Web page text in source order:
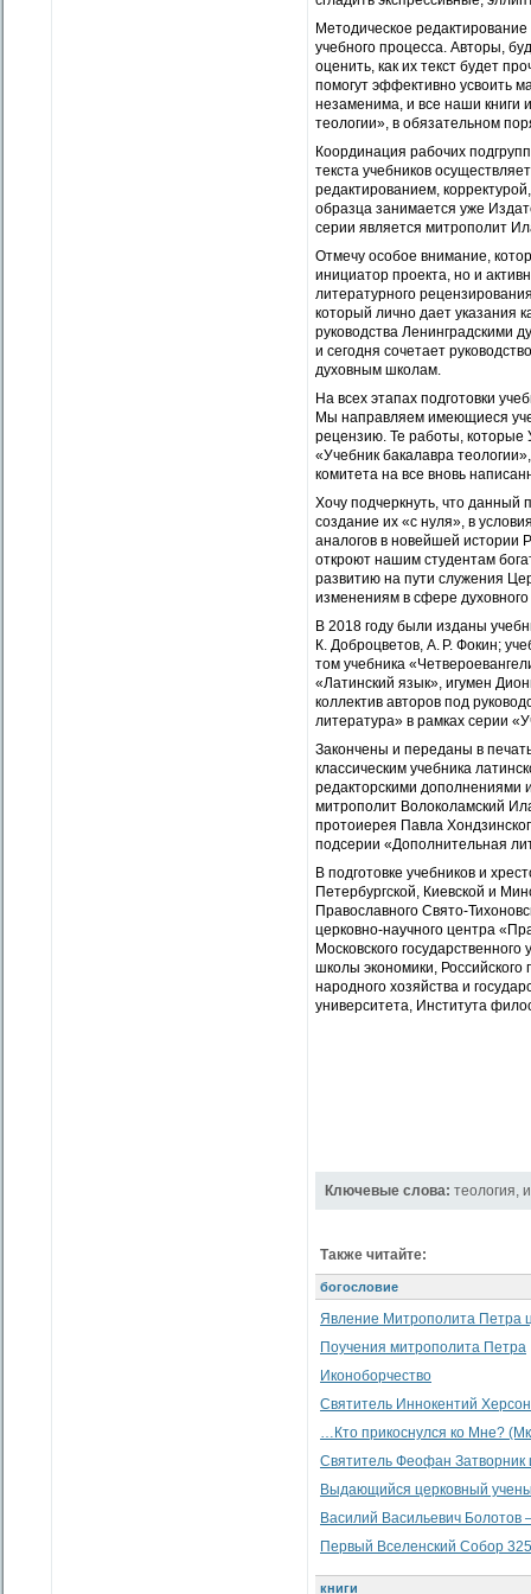
Методическое
учебного процесса. Авторы,
оценить, как их текст будет
помогут эффективно усвоить
незаменима, и все наши книги
теологии», в обязательном
Координация рабочих
текста учебников
редактированием,
образца занимается уже
серии является митрополит
Отмечу особое внимание,
инициатор проекта, но и
литературного
который лично дает указания
руководства Ленинградскими
и сегодня сочетает
духовным школам.
На всех этапах подготовки
Мы направляем имеющиеся
рецензию. Те работы, которые
«Учебник бакалавра
комитета на все вновь
Хочу подчеркнуть, что данный
создание их «с нуля», в
аналогов в новейшей истории
откроют нашим студентам
развитию на пути служения
изменениям в сфере духовного
В 2018 году были изданы
К. Доброцветов, А. Р. Фокин;
том учебника
«Латинский язык», игумен
коллектив авторов под
литература» в рамках серии
Закончены и переданы в
классическим учебника
редакторскими дополнениями
митрополит Волоколамский
протоиерея Павла
подсерии «Дополнительная
В подготовке учебников и
Петербургской, Киевской и
Православного Свято-
церковно-научного центра
Московского
школы экономики, Российского
народного хозяйства и
университета, Института
Ключевые слова: теология,
Также читайте:
богословие
Явление Митрополита Петра
Поучения митрополита Петра
Иконоборчество
Святитель Иннокентий
…Кто прикоснулся ко Мне?
Святитель Феофан Затворник
Выдающийся церковный
Василий Васильевич Болотов
Первый Вселенский Собор
книги